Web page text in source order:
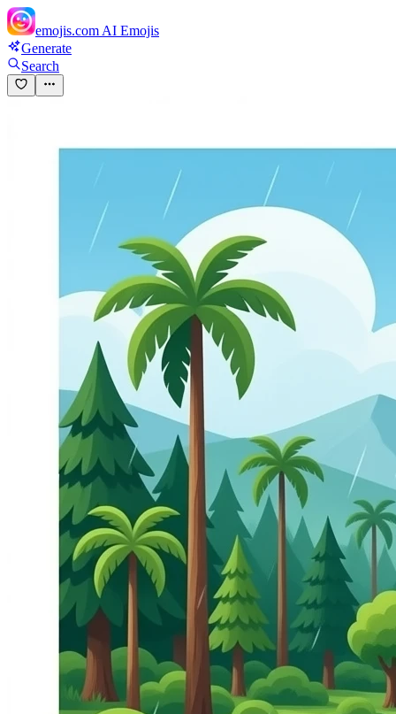
emojis.com AI Emojis
Generate
Search